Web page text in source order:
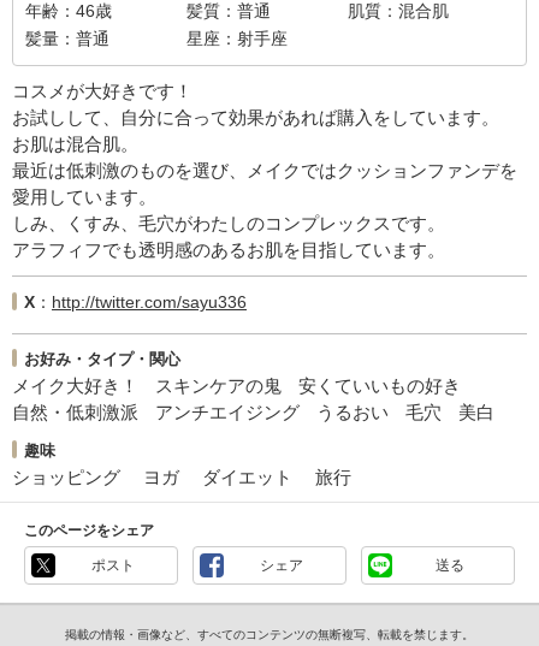
年齢 46歳 髪質 普通 肌質
混合肌
髪量
普通 星座 射手座
コスメが大好きです！
お試しして、自分に合って効果があれば購入をしています。
お肌は混合肌。
最近は低刺激のものを選び、メイクではクッションファンデを
愛用しています。
しみ、くすみ、毛穴がわたしのコンプレックスです。
アラフィフでも透明感のあるお肌を目指しています。
X http://twitter.com/sayu336
お好み・タイプ・関心
メイク大好き！ スキンケアの鬼
安くていいもの好き
自然・低刺激派
アンチエイジング うるおい 毛穴 美白
趣味
ショッピング ヨガ ダイエット 旅行
このページをシェア
ポスト シェア 送る
掲載の情報・画像など、すべてのコンテンツの無断複写、転載を禁じます。